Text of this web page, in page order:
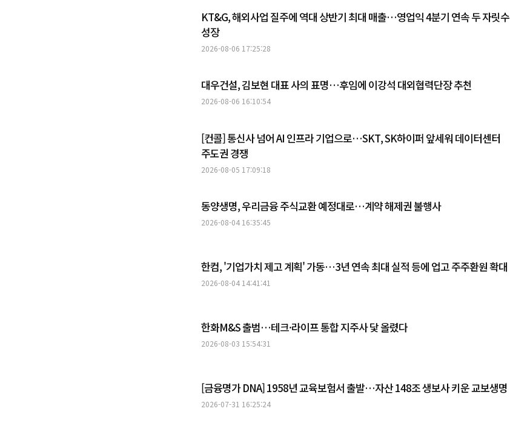
KT&G, 해외사업 질주에 역대 상반기 최대 매출…영업익 4분기 연속 두 자릿수
성장
2026-08-06 17:25:28
대우건설, 김보현 대표 사의 표명…후임에 이강석 대외협력단장 추천
2026-08-06 16:10:54
[컨콜] 통신사 넘어 AI 인프라 기업으로…SKT, SK하이퍼 앞세워 데이터센터
주도권 경쟁
2026-08-05 17:09:18
동양생명, 우리금융 주식교환 예정대로…계약 해제권 불행사
2026-08-04 16:35:45
한컴, '기업가치 제고 계획' 가동…3년 연속 최대 실적 등에 업고 주주환원 확대
2026-08-04 14:41:41
한화M&S 출범…테크·라이프 통합 지주사 닻 올렸다
2026-08-03 15:54:31
[금융명가 DNA] 1958년 교육보험서 출발…자산 148조 생보사 키운 교보생명
2026-07-31 16:25:24